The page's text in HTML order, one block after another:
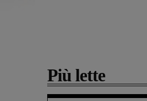
Più lette